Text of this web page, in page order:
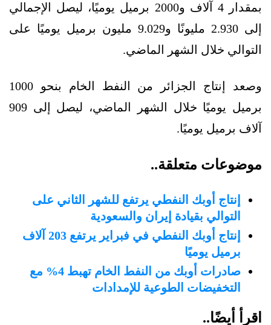
بمقدار 4 آلاف و2000 برميل يوميًا، ليصل الإجمالي
إلى 2.930 مليونًا و9.029 مليون برميل يوميًا على
التوالي خلال الشهر الماضي.
وصعد إنتاج الجزائر من النفط الخام بنحو 1000
برميل يوميًا خلال الشهر الماضي، ليصل إلى 909
آلاف برميل يوميًا.
موضوعات متعلقة..
إنتاج أوبك النفطي يرتفع للشهر الثاني على
التوالي بقيادة إيران والسعودية
إنتاج أوبك النفطي في فبراير يرتفع 203 آلاف
برميل يوميًا
صادرات أوبك من النفط الخام تهبط 4% مع
التخفيضات الطوعية للإمدادات
اقرأ أيضًا..